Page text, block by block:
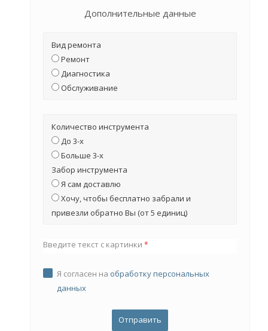
Дополнительные данные
Вид ремонта
Ремонт
Диагностика
Обслуживание
Количество инструмента
До 3-х
Больше 3-х
Забор инструмента
Я сам доставлю
Хочу, чтобы бесплатно забрали и
привезли обратно Вы (от 5 единиц)
Введите текст с картинки *
Я согласен на обработку персональных
данных